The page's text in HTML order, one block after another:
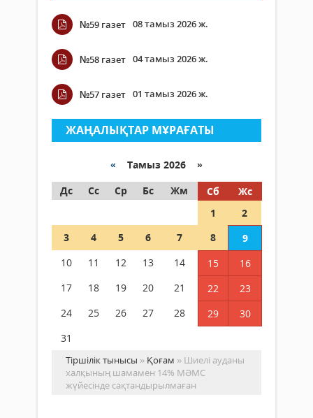
№59 газет 08 тамыз 2026 ж.
№58 газет 04 тамыз 2026 ж.
№57 газет 01 тамыз 2026 ж.
ЖАҢАЛЫҚТАР МҰРАҒАТЫ
« Тамыз 2026 »
Дс
Сс Ср Бс Жм Сб
Жс
1
2
3
4 5 6 7 8
9
10
11 12 13 14 15
16
17
18 19 20 21 22
23
24
25 26 27 28 29
30
31
Тіршілік тынысы » Қоғам » Шиелі ауданы
халқының шамамен 14% МӘМС
жүйесінде сақтандырылмаған